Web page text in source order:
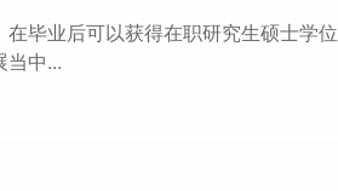
毕业后可以获得在职研究生硕士学位
当中...